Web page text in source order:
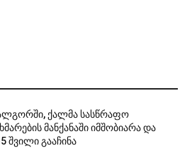
ქალმა სასწრაფო
მანქანაში იმშობიარა და
შვილი გააჩინა